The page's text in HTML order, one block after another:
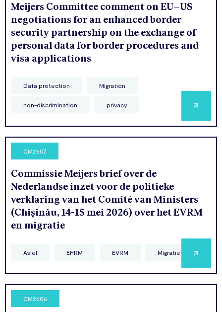
Meijers Committee comment on EU–US
negotiations for an enhanced border
security partnership on the exchange of
personal data for border procedures and
visa applications
Data protection Migration
non-discrimination privacy
CM2607
Commissie Meijers brief over de
Nederlandse inzet voor de politieke
verklaring van het Comité van Ministers
(Chișinău, 14-15 mei 2026) over het EVRM
en migratie
Asiel EHRM EVRM Migratie
CM2606